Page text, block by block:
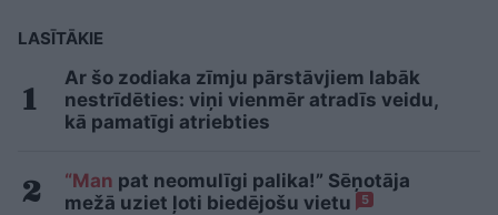
LASĪTĀKIE
Ar šo zodiaka zīmju pārstāvjiem labāk
nestrīdēties: viņi vienmēr atradīs veidu,
kā pamatīgi atriebties
“Man pat neomulīgi palika!” Sēņotāja
mežā uziet ļoti biedējošu vietu
5